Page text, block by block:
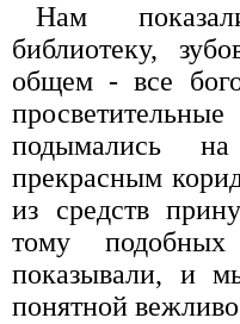
Нам
библиотеку,
общем - все
подымались
прекрасным
из средств
тому
показывали, и
понятной